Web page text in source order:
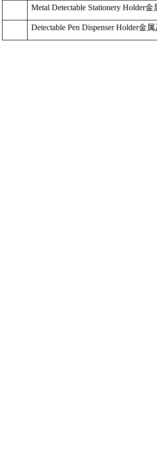
Metal Detectable Stationery Holder金
Detectable Pen Dispenser Holder金属